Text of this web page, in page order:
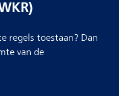
regels toestaan? Dan
van de